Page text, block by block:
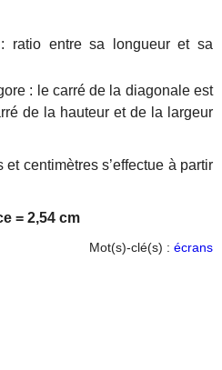
ratio entre sa longueur et sa
: le carré de la diagonale est
de la hauteur et de la largeur
centimètres s’effectue à partir
= 2,54 cm
Mot(s)-clé(s) : écrans